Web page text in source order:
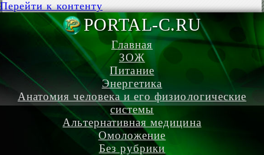
Перейти к контенту
PORTAL-
Главная
ЗОЖ
Питание
Энергетика
Анатомия человека и его физиологические
системы
Альтернативная медицина
Омоложение
Без рубрики